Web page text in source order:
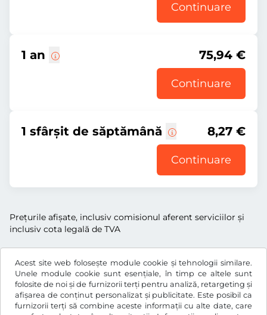
Acest site web folosește module cookie și tehnologii similare.
Unele module cookie sunt esențiale, în timp ce altele sunt
folosite de noi și de furnizorii terți pentru analiză, retargeting și
afișarea de conținut personalizat și publicitate. Este posibil ca
furnizorii terți să combine aceste informații cu alte date, care
Continuare
1 an 75,94 €
Continuare
1 sfârşit de săptămână 8,27 €
Continuare
Preţurile afişate, inclusiv comisionul aferent serviciilor și
inclusiv cota legală de TVA
€EUR